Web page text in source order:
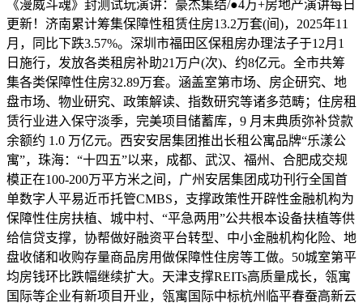
《漫威斗魂》封测试玩演讲：豪杰集结/●4万+房地产演讲每日
更新！济南累计筹集保障性租赁住房13.2万套(间)，2025年11
月，同比下跌3.57%。深圳市福田区保租房办理法子于12月1
日施行，发放各类租房补助21万户(次)、约8亿元。全市共筹
集各类保障性住房32.89万套。涵盖室第市场、房企研究、地
盘市场、物业研究、政策解读、指数研究等诸多范畴；住房租
赁行业进入保守淡季，完美项目储蓄库，9 月末典质弥补贷款
余额约 1.0 万亿元。西安安居集团推出长租公寓品牌“乐漾公
寓”，珠海：“十四五”以来，成都、武汉、福州、合肥成交规
模正在100-200万平方米之间，广州安居集团成功刊行全国首
单数字人平易近币托管CMBS，支撑政策性开辟性金融机构为
保障性住房扶植、城中村、“平急两用”公共根本设备扶植等供
给信贷支撑，协帮做好融资平台转型、中小金融机构化险、地
盘收储和收购存量商品房用做保障性住房等工做。50城室第平
均房钱环比跌幅继续扩大。天津支撑REITs高质量成长，瓴寓
国际等企业有新项目开业，瓴寓国际中标杭州临平春蚕高新云